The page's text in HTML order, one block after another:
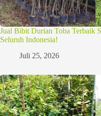
Jual Bibit Durian Toba Terbaik
Seluruh Indonesia!
Juli 25, 2026